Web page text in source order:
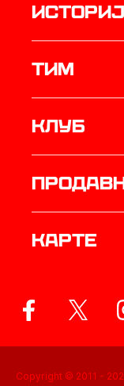
ТИМ
Клуб
Карте
Copyright © 2011 -